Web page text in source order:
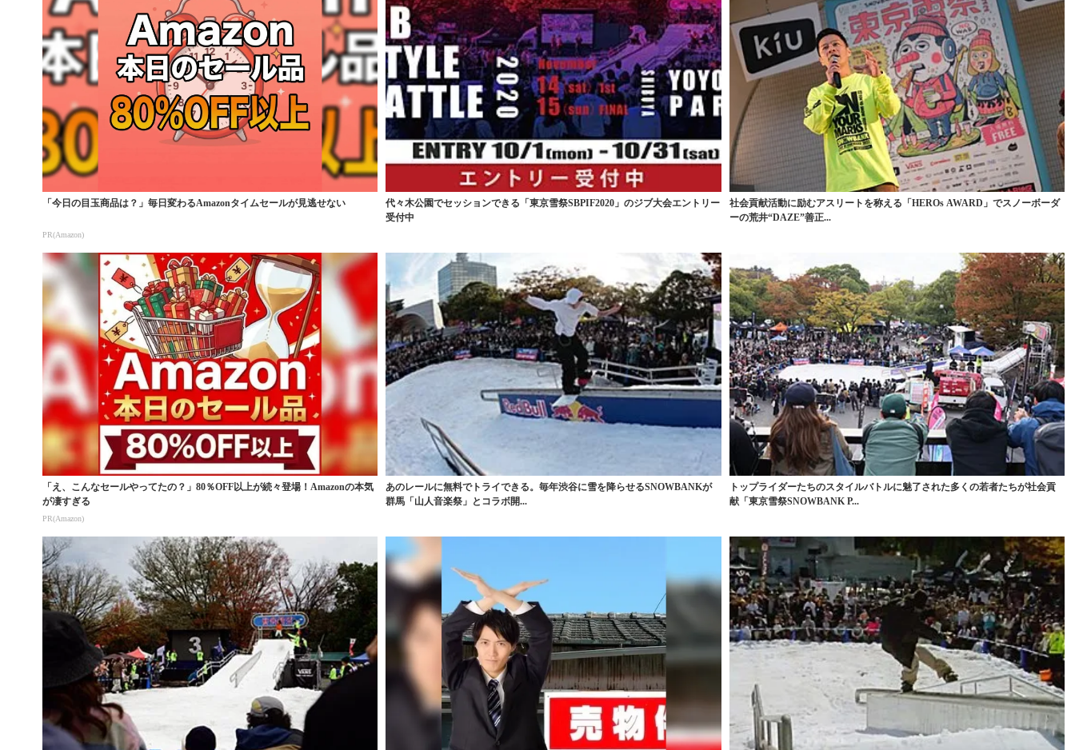
「今日の目玉商品は？」毎日変わるAmazonタイムセールが見逃せない
PR(Amazon)
代々木公園でセッションできる「東京雪祭SBPIF2020」のジブ大会エントリー
受付中
社会貢献活動に励むアスリートを称える「HEROs AWARD」でスノーボーダ
ーの荒井“DAZE”善正...
「え、こんなセールやってたの？」80％OFF以上が続々登場！Amazonの本気
が凄すぎる
PR(Amazon)
あのレールに無料でトライできる。毎年渋谷に雪を降らせるSNOWBANKが
群馬「山人音楽祭」とコラボ開...
トップライダーたちのスタイルバトルに魅了された多くの若者たちが社会貢
献「東京雪祭SNOWBANK P...